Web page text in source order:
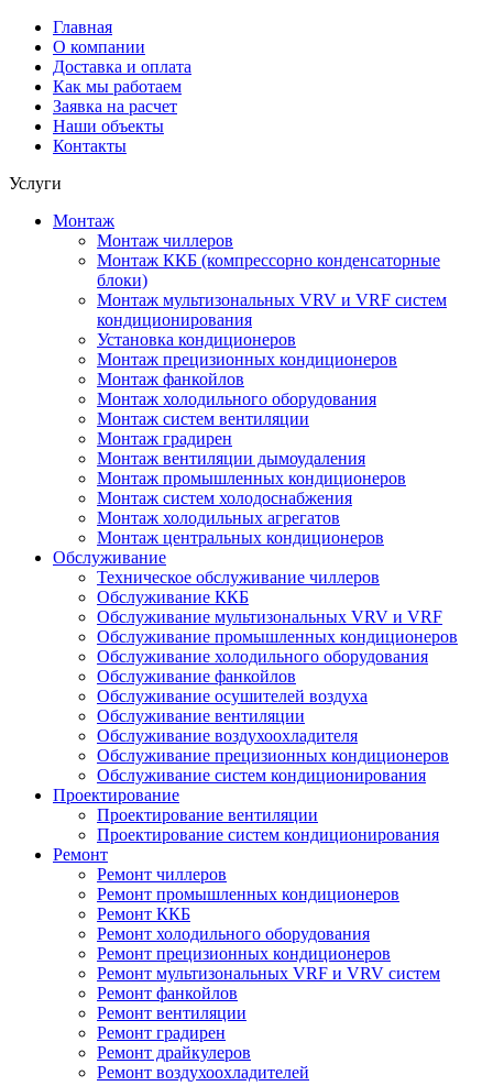
Главная
О компании
Доставка и оплата
Как мы работаем
Заявка на расчет
Наши объекты
Контакты
Услуги
Монтаж
Монтаж чиллеров
Монтаж ККБ (компрессорно конденсаторные
блоки)
Монтаж мультизональных VRV и VRF систем
кондиционирования
Установка кондиционеров
Монтаж прецизионных кондиционеров
Монтаж фанкойлов
Монтаж холодильного оборудования
Монтаж систем вентиляции
Монтаж градирен
Монтаж вентиляции дымоудаления
Монтаж промышленных кондиционеров
Монтаж систем холодоснабжения
Монтаж холодильных агрегатов
Монтаж центральных кондиционеров
Обслуживание
Техническое обслуживание чиллеров
Обслуживание ККБ
Обслуживание мультизональных VRV и VRF
Обслуживание промышленных кондиционеров
Обслуживание холодильного оборудования
Обслуживание фанкойлов
Обслуживание осушителей воздуха
Обслуживание вентиляции
Обслуживание воздухоохладителя
Обслуживание прецизионных кондиционеров
Обслуживание систем кондиционирования
Проектирование
Проектирование вентиляции
Проектирование систем кондиционирования
Ремонт
Ремонт чиллеров
Ремонт промышленных кондиционеров
Ремонт ККБ
Ремонт холодильного оборудования
Ремонт прецизионных кондиционеров
Ремонт мультизональных VRF и VRV систем
Ремонт фанкойлов
Ремонт вентиляции
Ремонт градирен
Ремонт драйкулеров
Ремонт воздухоохладителей